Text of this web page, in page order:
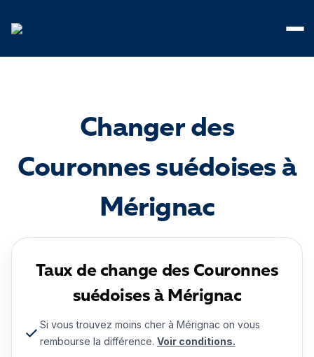
Changer des
Couronnes suédoises à
Mérignac
Taux de change des Couronnes
suédoises à Mérignac
Si vous trouvez moins cher à Mérignac on vous
rembourse la différence. Voir conditions.